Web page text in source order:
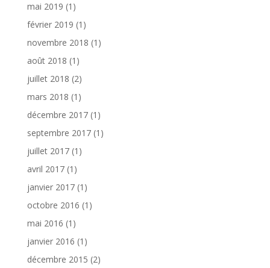
mai 2019 (1)
février 2019 (1)
novembre 2018 (1)
août 2018 (1)
juillet 2018 (2)
mars 2018 (1)
décembre 2017(1)
septembre 2017(1)
juillet 2017(1)
avril 2017(1)
janvier 2017(1)
octobre 2016 (1)
mai 2016 (1)
janvier 2016 (1)
décembre 2015 (2)